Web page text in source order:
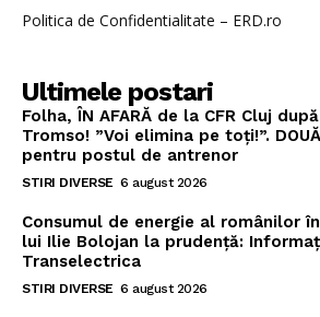
Politica de Confidentialitate – ERD.ro
Ultimele postari
Folha, ÎN AFARĂ de la CFR Cluj
Tromso! ”Voi elimina pe toți!”.
pentru postul de antrenor
STIRI DIVERSE 6 august 2026
Consumul de energie al românilor
lui Ilie Bolojan la prudență:
Transelectrica
STIRI DIVERSE 6 august 2026